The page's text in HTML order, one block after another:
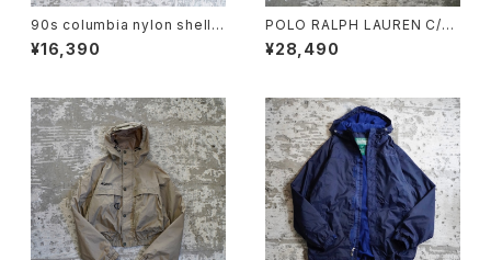
90s columbia nylon shell j
acket
¥16,390
POLO RALPH LAUREN C/N
SHORT JACKET
¥28,490